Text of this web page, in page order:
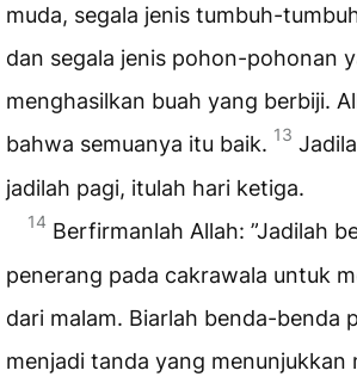
muda, segala jenis tumbuh-
dan segala jenis pohon-pohonan
menghasilkan buah yang berbiji.
bahwa semuanya itu baik. 13
jadilah pagi, itulah hari ketiga.
14 Berfirmanlah Allah: ”Jadilah
penerang pada cakrawala untuk
dari malam. Biarlah benda-benda
menjadi tanda yang menunjukkan